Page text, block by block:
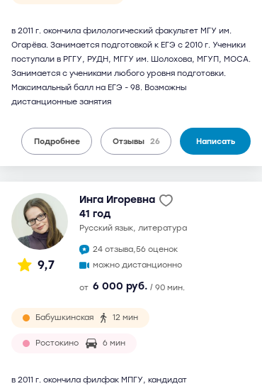
в 2011 г. окончила филологический факультет МГУ им.
Огарёва. Занимается подготовкой к ЕГЭ с 2010 г. Ученики
поступали в РГГУ, РУДН, МГГУ им. Шолохова, МГУП, МОСА.
Занимается с учениками любого уровня подготовки.
Максимальный балл на ЕГЭ - 98. Возможны
дистанционные занятия
Подробнее Отзывы 26 Написать
9,7
Инга Игоревна
41 год
русский язык, литература
24 отзыва,56 оценок
можно дистанционно
от 6 000 руб. / 90 мин.
Бабушкинская 12 мин
Ростокино 6 мин
в 2011 г. окончила филфак МПГУ, кандидат